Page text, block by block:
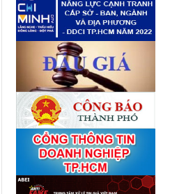
2026 của Ủy ban nhân dân
Thành phố về việc công bố
danh mục thủ tục hành chính
bị bãi bỏ lĩnh vực Công nghệ
thông tin thuộc phạm vi chức
năng quản lý của Sở Tài
chính (27/07)
Quyết định số 4477/QĐ-
UBND ngày 20 tháng 7 năm
2026 của Ủy ban nhân dân
Thành phố về việc công bố
danh mục thủ tục hành chính
nội bộ mới ban hành lĩnh vực
Công nghệ thông tin thuộc
phạm vi chức năng quản lý
của Sở Tài chính (27/07)
Thuê đơn vị tư vấn thẩm định
giá số C45701 (lần 2)
(27/07)